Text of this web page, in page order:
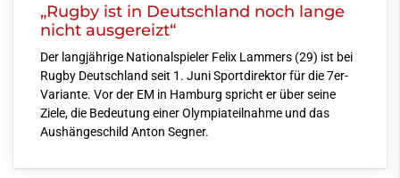
„Rugby ist in Deutschland noch lange
nicht ausgereizt“
Der langjährige Nationalspieler Felix Lammers (29) ist bei
Rugby Deutschland seit 1. Juni Sportdirektor für die 7er-
Variante. Vor der EM in Hamburg spricht er über seine
Ziele, die Bedeutung einer Olympiateilnahme und das
Aushängeschild Anton Segner.